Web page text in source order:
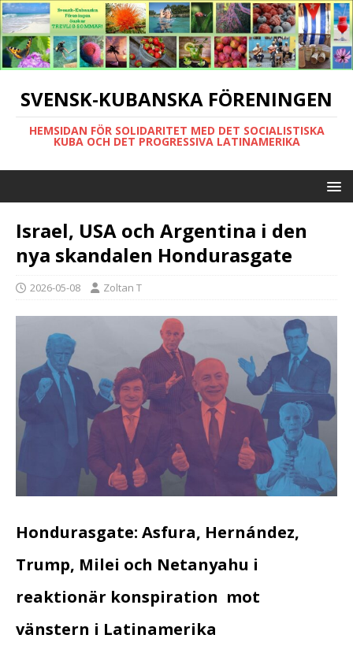
SVENSK-KUBANSKA FÖRENINGEN
HEMSIDAN FÖR SOLIDARITET MED DET SOCIALISTISKA
KUBA OCH DET PROGRESSIVA LATINAMERIKA
Israel, USA och Argentina i den
nya skandalen Hondurasgate
2026-05-08 Zoltan T
Hondurasgate: Asfura, Hernández,
Trump, Milei och Netanyahu i
reaktionär konspiration mot
vänstern i Latinamerika